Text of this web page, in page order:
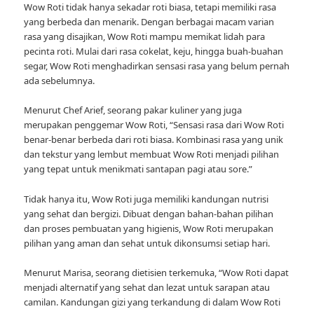
Wow Roti tidak hanya sekadar roti biasa, tetapi memiliki rasa
yang berbeda dan menarik. Dengan berbagai macam varian
rasa yang disajikan, Wow Roti mampu memikat lidah para
pecinta roti. Mulai dari rasa cokelat, keju, hingga buah-buahan
segar, Wow Roti menghadirkan sensasi rasa yang belum pernah
ada sebelumnya.
Menurut Chef Arief, seorang pakar kuliner yang juga
merupakan penggemar Wow Roti, “Sensasi rasa dari Wow Roti
benar-benar berbeda dari roti biasa. Kombinasi rasa yang unik
dan tekstur yang lembut membuat Wow Roti menjadi pilihan
yang tepat untuk menikmati santapan pagi atau sore.”
Tidak hanya itu, Wow Roti juga memiliki kandungan nutrisi
yang sehat dan bergizi. Dibuat dengan bahan-bahan pilihan
dan proses pembuatan yang higienis, Wow Roti merupakan
pilihan yang aman dan sehat untuk dikonsumsi setiap hari.
Menurut Marisa, seorang dietisien terkemuka, “Wow Roti dapat
menjadi alternatif yang sehat dan lezat untuk sarapan atau
camilan. Kandungan gizi yang terkandung di dalam Wow Roti